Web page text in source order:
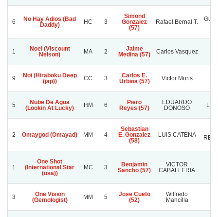
6
No Hay Adios (Bad
Daddy)
HC 3
Simond
Gonzalez
(57)
Rafael Bernal T.
1
Noel (Viscount
Nelson)
MA 2
Jaime
Medina (57)
Carlos Vasquez
9
Noi (Hiraboku Deep
(jap))
CC 3
Carlos E.
Urbina (57)
Victor Moris
5
Nube De Agua
(Lookin At Lucky)
HM 6
Piero
Reyes (57)
EDUARDO
DONOSO
2 Omaygod (Omayad) MM 4
Sebastian
E. Gonzalez
(58)
LUIS CATENA
1
One Shot
(International Star
(usa))
MC 3
Benjamin
Sancho (57)
VICTOR
CABALLERIA
3
One Vision
(Gemologist)
MM 5
Jose Cueto
(52)
Wilfredo
Mancilla